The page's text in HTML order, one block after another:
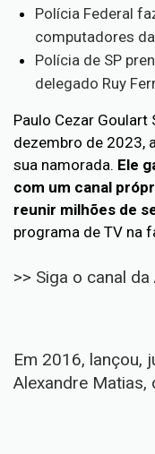
Polícia Federal
computadores da
Polícia de SP
delegado Ruy
Paulo Cezar
dezembro de 2023,
sua namorada. Ele
com um canal
reunir milhões de
programa de TV na
>> Siga o canal da
Em 2016, lançou,
Alexandre Matias,